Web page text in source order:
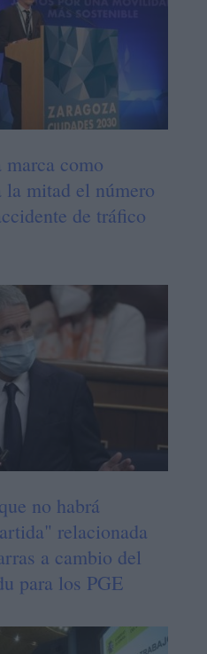
como
mitad el número
de tráfico
no habrá
relacionada
a cambio del
para los PGE